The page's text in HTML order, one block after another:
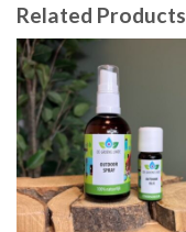
Related Products